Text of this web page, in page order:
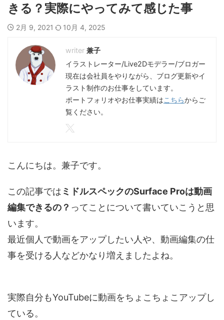
きる？実際にやってみて感じた事
2月 9, 2021 10月 4, 2025
兼子
イラストレーター/Live2Dモデラー/ブロガー
現在は会社員をやりながら、ブログ更新やイ
ラスト制作のお仕事をしています。
ポートフォリオやお仕事実績はこちらからご
覧ください。
こんにちは。兼子です。
この記事では ミドルスペックのSurface Proは動画
編集できるの？ ってことについて書いていこうと思
います。
最近個人で動画をアップしたい人や、動画編集の仕
事を受ける人などかなり増えましたよね。
実際自分もYouTubeに動画をちょこちょこアップし
ている。